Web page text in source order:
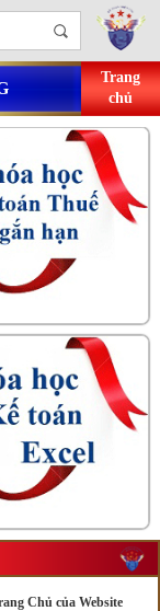
Trang
chủ
Chủ của Website